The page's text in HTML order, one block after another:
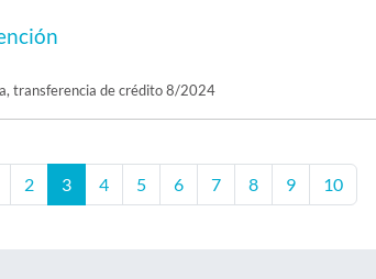
transferencia de crédito 8/2024
2 3 4 5 6 7 8 9 10